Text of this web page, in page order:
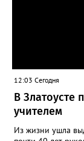
12:03 Сегодня
В Златоусте
учителем
Из жизни ушла